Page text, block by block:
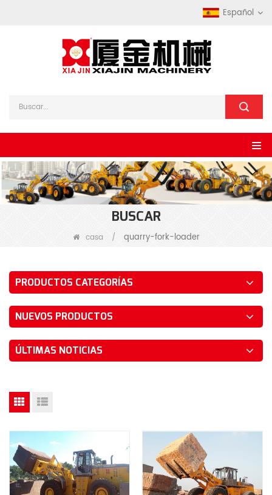
Español
BUSCAR
casa / quarry-fork-loader
PRODUCTOS CATEGORÍAS
NUEVOS PRODUCTOS
ÚLTIMAS NOTICIAS